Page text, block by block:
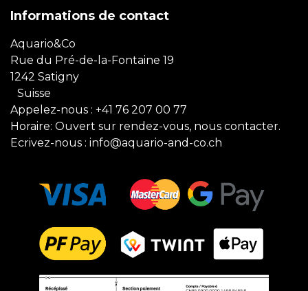
Informations de contact
Aquario&Co
Rue du Pré-de-la-Fontaine 19
1242 Satigny
Suisse
Appelez-nous : +41 76 207 00 77
Horaire: Ouvert sur rendez-vous, nous contacter.
Ecrivez-nous : info@aquario-and-co.ch